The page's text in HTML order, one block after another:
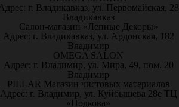
г. Владикавказ, ул. Первомайская, 28
Владикавказ
Салон-магазин «Лепные Декоры»
Адрес: г. Владикавказ, ул. Ардонская, 182
Владимир
OMEGA SALON
Адрес: г. Владимир, ул. Мира, 49, пом. 20
Владимир
PILLAR Магазин чистовых материалов
Адрес: г. Владимир, ул. Куйбышева 28е ТЦ
«Подкова»